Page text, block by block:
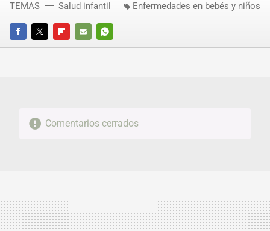
FACEBOOKTWITTERFLIPBOARD
E-
WHATSAPP
TEMAS Salud infantil Enfermedades en bebés y niños
Comentarios cerrados